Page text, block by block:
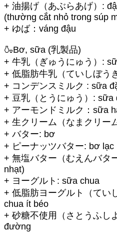
+ 油揚げ（あぶらあげ）:
(thường cắt nhỏ trong súp
+ ゆば：váng đậu
🍶Bơ, sữa (乳製品)
+ 牛乳（ぎゅうにゅう）:
+ 低脂肪牛乳（ていしぼう
+ コンデンスミルク : sữa
+ 豆乳（とうにゅう）: sữa
+ アーモンドミルク：sữa
+ 生クリーム（なまクリー
+ バター: bơ
+ ピーナッツバター: bơ lạc
+ 無塩バター（むえんバタ
nhạt)
+ ヨーグルト: sữa chua
+ 低脂肪ヨーグルト（てい
chua ít béo
+ 砂糖不使用（さとうふし
đường